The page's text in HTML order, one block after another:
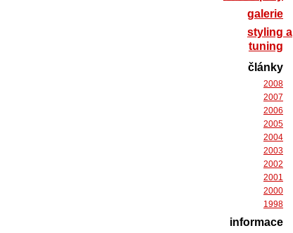
galerie
styling a
tuning
články
2008
2007
2006
2005
2004
2003
2002
2001
2000
1998
informace